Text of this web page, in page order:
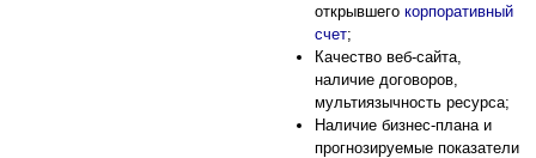
открывшегокорпоративный
счет;
Качество веб-сайта,
наличие договоров,
мультиязычность ресурса;
Наличие бизнес-плана и
прогнозируемые показатели